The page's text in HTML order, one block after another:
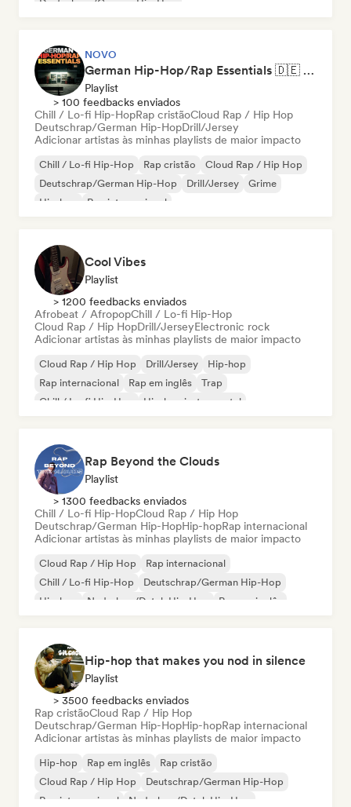
Deutschrap/German Hip-Hop
NOVO
German Hip-Hop/Rap Essentials 🇩🇪 Deutschrap, Cloud Rap & Trap
Playlist
> 100 feedbacks enviados
Chill / Lo-fi Hip-HopRap cristãoCloud Rap / Hip Hop
Deutschrap/German Hip-HopDrill/Jersey
Adicionar artistas às minhas playlists de maior impacto
Chill / Lo-fi Hip-Hop Rap cristão
Cloud Rap / Hip Hop
Deutschrap/German Hip-Hop
Drill/Jersey
Grime
Hip-hop
Rap internacional
Cool Vibes
Playlist
> 1200 feedbacks enviados
Afrobeat / AfropopChill / Lo-fi Hip-Hop
Cloud Rap / Hip HopDrill/JerseyElectronic rock
Adicionar artistas às minhas playlists de maior impacto
Cloud Rap / Hip Hop Drill/Jersey
Hip-hop
Rap internacional
Rap em inglês
Trap
Chill / Lo-fi Hip-Hop
Hip-hop instrumental
Rap Beyond the Clouds
Playlist
> 1300 feedbacks enviados
Chill / Lo-fi Hip-HopCloud Rap / Hip Hop
Deutschrap/German Hip-HopHip-hopRap internacional
Adicionar artistas às minhas playlists de maior impacto
Cloud Rap / Hip Hop
Rap internacional
Chill / Lo-fi Hip-Hop
Deutschrap/German Hip-Hop
Hip-hop
Nederhop/Dutch Hip-Hop
Rap em inglês
Hip-hop that makes you nod in silence
Playlist
> 3500 feedbacks enviados
Rap cristãoCloud Rap / Hip Hop
Deutschrap/German Hip-HopHip-hopRap internacional
Adicionar artistas às minhas playlists de maior impacto
Hip-hop Rap em inglês
Rap cristão
Cloud Rap / Hip Hop
Deutschrap/German Hip-Hop
Rap internacional
Nederhop/Dutch Hip-Hop